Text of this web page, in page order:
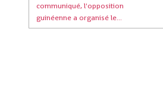
communiqué, l'opposition
guinéenne a organisé le...